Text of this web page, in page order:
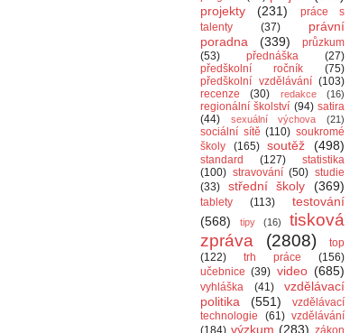
projekty
(231)
práce s
talenty
(37)
právní
poradna
(339)
průzkum
(53)
přednáška
(27)
předškolní ročník
(75)
předškolní vzdělávání (103)
recenze
(30) redakce (16)
regionální školství (94) satira
(44)
sexuální výchova (21)
sociální sítě (110) soukromé
školy
(165) soutěž (498)
standard (127)
statistika
(100) stravování (50) studie
(33)
střední školy (369)
tablety (113)
testování
(568)
tipy (16)
tisková
zpráva
(2808)
top
(122)
trh práce
(156)
učebnice (39) video (685)
vyhláška (41)
vzdělávací
politika
(551)
vzdělávací
technologie
(61) vzdělávání
(184) výzkum (283) zákon